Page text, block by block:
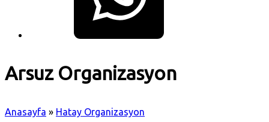
Arsuz Organizasyon
Anasayfa » Hatay Organizasyon